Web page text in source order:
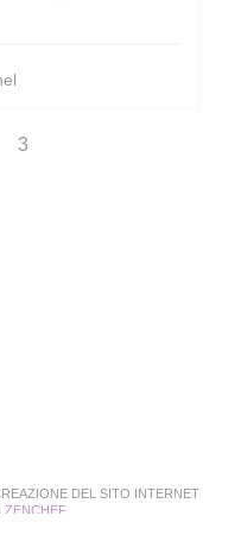
3
DEL SITO INTERNET
ZENCHEF((APRE UNA NUOVA